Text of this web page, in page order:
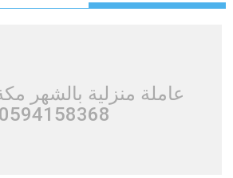
عاملة منزلية بالشهر
0594158368